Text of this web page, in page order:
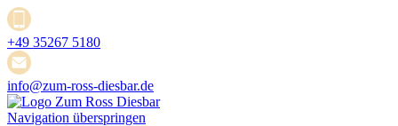
+49 35267 5180
info@zum-ross-diesbar.de
Navigation überspringen